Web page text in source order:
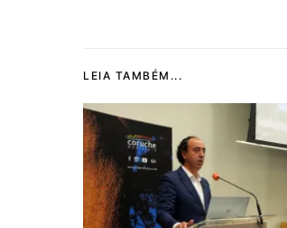
LEIA TAMBÉM...